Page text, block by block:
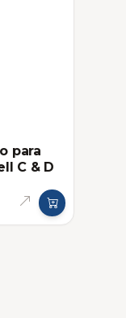
para
C & D